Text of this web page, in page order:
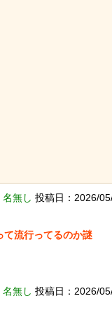
無し 投稿日：2026/
て流行ってるのか謎
無し 投稿日：2026/